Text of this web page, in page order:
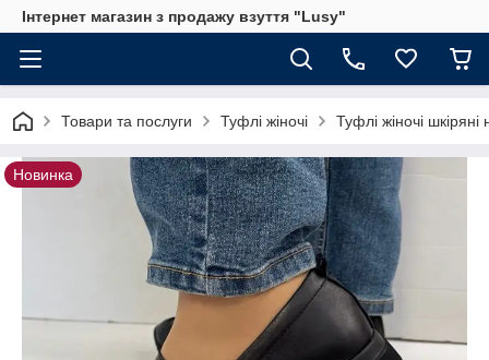
Інтернет магазин з продажу взуття "Lusy"
Товари та послуги Туфлі жіночі Туфлі жіночі
Новинка